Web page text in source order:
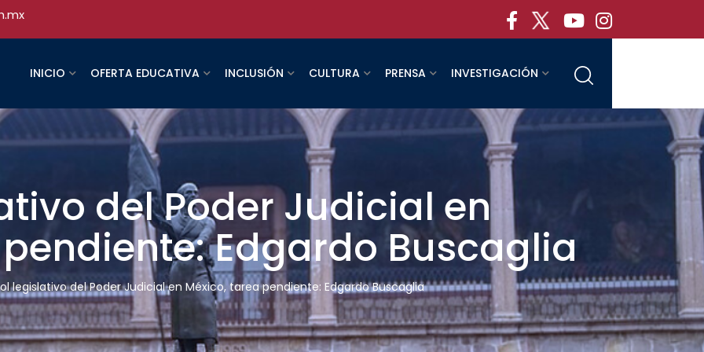
INICIO OFERTA EDUCATIVA INCLUSIÓN CULTURA PRENSA INVESTIGACIÓN
del Poder Judicial en
Edgardo Buscaglia
legislativo del Poder Judicial en México, tarea pendiente: Edgardo Buscaglia